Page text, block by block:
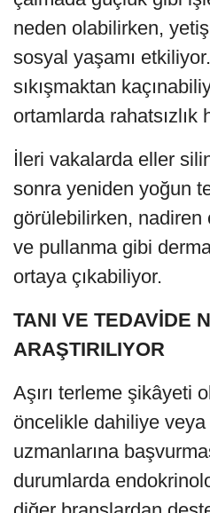
neden olabilirken,
sosyal yaşamı
sıkışmaktan
ortamlarda rahatsızlık
İleri vakalarda eller
sonra yeniden yoğun
görülebilirken,
ve pullanma gibi
ortaya çıkabiliyor.
TANI VE TEDAVİDE
ARAŞTIRILIYOR
Aşırı terleme şikâyeti
öncelikle dahiliye
uzmanlarına
durumlarda